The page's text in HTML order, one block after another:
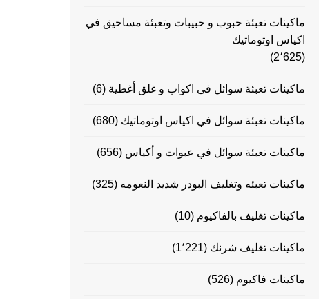
ماكينات تعبئة حبوب و حبيبات وتعبئة مساحيق في
اكياس اوتوماتيك
(2٬625)
ماكينات تعبئة سوائل فى اكواب و غلق أغطية (6)
ماكينات تعبئة سوائل في اكياس اوتوماتيك (680)
ماكينات تعبئة سوائل في عبوات و أكياس (656)
ماكينات تعبئه وتغليف البودر شديد النعومه (325)
ماكينات تغليف بالفاكيوم (10)
ماكينات تغليف شرنك (1٬221)
ماكينات فاكيوم (526)